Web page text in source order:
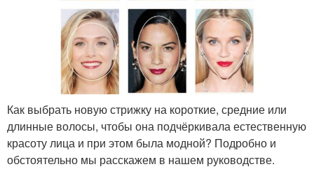
Как выбрать новую стрижку на короткие, средние или
длинные волосы, чтобы она подчёркивала естественную
красоту лица и при этом была модной? Подробно и
обстоятельно мы расскажем в нашем руководстве.